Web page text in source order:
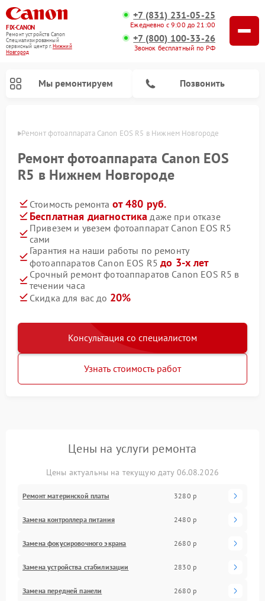
FIX-CANON
Ремонт устройств Canon
Специализированный
cервисный центр г.Нижний
Новгород
+7 (831) 231-05-25
Ежедневно с 9:00 до 21:00
+7 (800) 100-33-26
Звонок бесплатный по РФ
Мы ремонтируем Позвонить
Ремонт фотоаппарата Canon EOS R5 в Нижнем Новгороде
Ремонт фотоаппарата Canon EOS
R5 в Нижнем Новгороде
Стоимость ремонта от 480 руб.
Бесплатная диагностика даже при отказе
Привезем и увезем фотоаппарат Canon EOS R5
сами
Гарантия на наши работы по ремонту
фотоаппаратов Canon EOS R5до 3-х лет
Срочный ремонт фотоаппаратов Canon EOS R5 в
течении часа
Скидка для вас до 20%
Консультация со специалистом
Узнать стоимость работ
Цены на услуги ремонта
Цены актуальны на текущую дату 06.08.2026
Ремонт материнской платы 3280 р
Замена контроллера питания 2480 р
Замена фокусировочного экрана 2680 р
Замена устройства стабилизации 2830 р
Замена передней панели 2680 р